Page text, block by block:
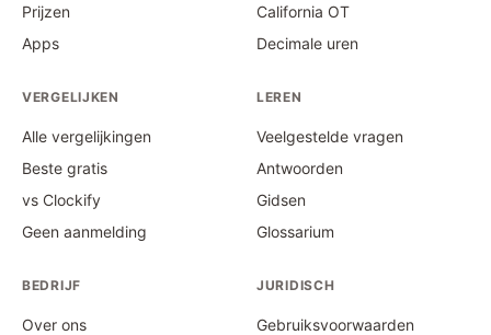
Prijzen
Apps
California OT
Decimale uren
VERGELIJKEN
Alle vergelijkingen
Beste gratis
vs Clockify
Geen aanmelding
LEREN
Veelgestelde vragen
Antwoorden
Gidsen
Glossarium
BEDRIJF
Over ons
JURIDISCH
Gebruiksvoorwaarden